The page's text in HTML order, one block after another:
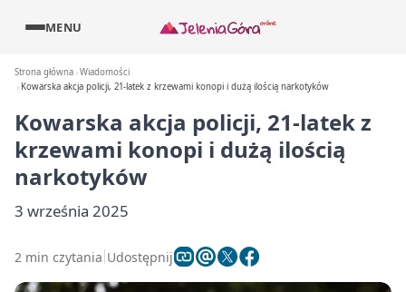
MENU
Strona główna Wiadomości
Kowarska akcja policji, 21-latek z krzewami konopi i dużą ilością narkotyków
Kowarska akcja policji, 21-latek z
krzewami konopi i dużą ilością
narkotyków
3 września 2025
2 min czytania Udostępnij